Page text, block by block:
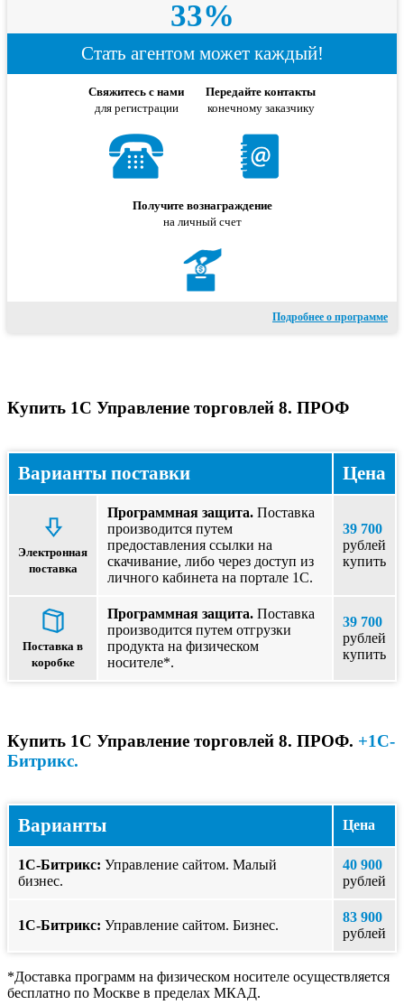
33%
Стать агентом может каждый!
Свяжитесь с нами
для регистрации
Передайте контакты
конечному заказчику
Получите вознаграждение
на личный счет
Подробнее о программе
Купить 1С Управление торговлей 8. ПРОФ
Варианты поставки Цена
Электронная
поставка
Программная защита. Поставка
производится путем
предоставления ссылки на
скачивание, либо через доступ из
личного кабинета на портале 1С.
39 700
рублей
купить
Поставка в
коробке
Программная защита. Поставка
производится путем отгрузки
продукта на физическом
носителе*.
39 700
рублей
купить
Купить 1С Управление торговлей 8. ПРОФ. +1С-
Битрикс.
Варианты Цена
1С-Битрикс: Управление сайтом. Малый
бизнес.
40 900
рублей
1С-Битрикс: Управление сайтом. Бизнес.
83 900
рублей
*Доставка программ на физическом носителе осуществляется
бесплатно по Москве в пределах МКАД.